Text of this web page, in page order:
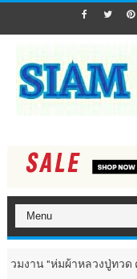
วงปู่ทวด ครั้งที่ 13 ปี